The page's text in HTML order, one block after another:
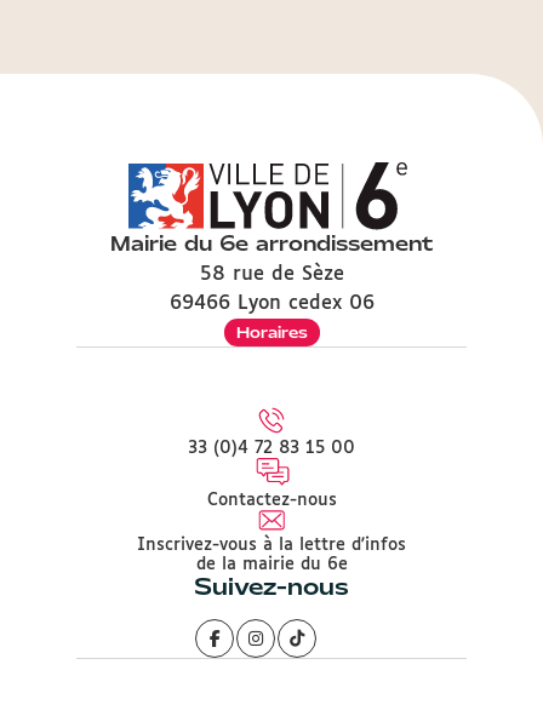
Mairie du 6e arrondissement
58 rue de Sèze
69466 Lyon cedex 06
Horaires
33 (0)4 72 83 15 00
Contactez-nous
Inscrivez-vous à la lettre d'infos
de la mairie du 6e
Suivez-nous